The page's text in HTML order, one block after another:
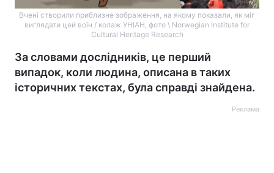
Вчені створили приблизне зображення, на якому показали, як міг
виглядати цей воїн / колаж УНІАН, фото \ Norwegian Institute for
Cultural Heritage Research
За словами дослідників, це перший
випадок, коли людина, описана в таких
історичних текстах, була справді знайдена.
Реклама